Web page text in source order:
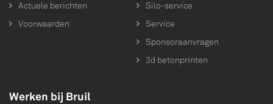
Actuele berichten
Voorwaarden
Silo-service
Service
Sponsoraanvragen
3d betonprinten
Werken bij Bruil